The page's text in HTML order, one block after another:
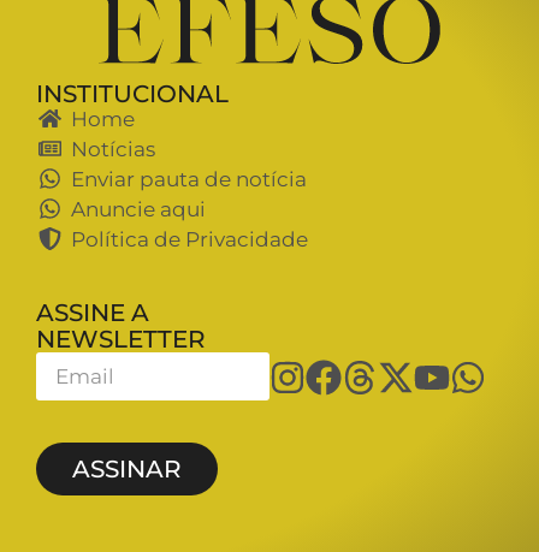
INSTITUCIONAL
Home
Notícias
Enviar pauta de notícia
Anuncie aqui
Política de Privacidade
ASSINE A
NEWSLETTER
ASSINAR